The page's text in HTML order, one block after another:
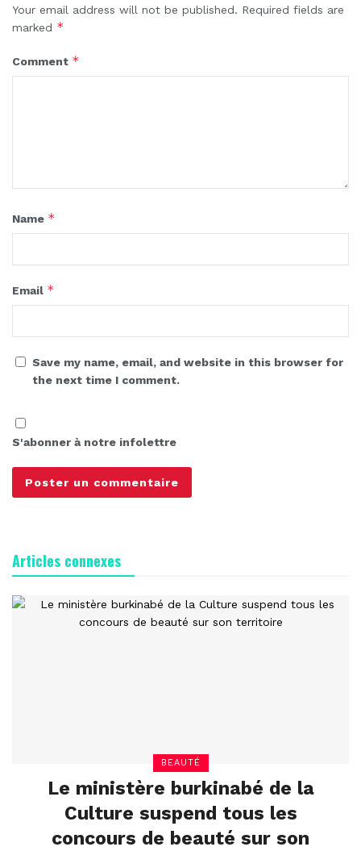
Your email address will not be published. Required fields are
marked *
Comment *
Name *
Email *
Save my name, email, and website in this browser for
the next time I comment.
S'abonner à notre infolettre
Articles connexes
BEAUTÉ
Le ministère burkinabé de la
Culture suspend tous les
concours de beauté sur son